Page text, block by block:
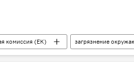
комиссия (ЕК) загрязнение